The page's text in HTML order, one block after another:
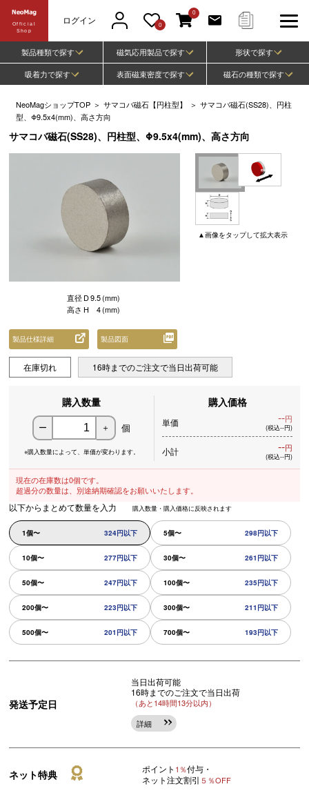
Official
Shop
ログイン 0
0
製品種類で探す 磁気応用製品で探す
形状で探す
吸着力で探す
表面磁束密度で探す 磁石の種類で探す
NeoMagショップTOP ＞ サマコバ磁石【円柱型】 ＞ サマコバ磁石(SS28)、円柱
型、Φ9.5x4(mm)、高さ方向
サマコバ磁石(SS28)、円柱型、Φ9.5x4(mm)、高さ方向
▲画像をタップして拡大表示
直径 D9.5(mm)
高さ H 4(mm)
製品仕様詳細 製品図面
在庫切れ 16時までのご注文で当日出荷可能
購入数量
ー ＋ 個
※購入数量によって、 単価が変わります。
購入価格
単価 --円
(税込--円)
小計 --円
(税込--円)
現在の在庫数は0個です。
超過分の数量は、別途納期確認をお願いいたします。
以下からまとめて数量を入力 購入数量・購入価格に反映されます
1個〜 324円以下 5個〜 298円以下
10個〜 277円以下 30個〜 261円以下
50個〜 247円以下 100個〜 235円以下
200個〜 223円以下 300個〜 211円以下
500個〜 201円以下 700個〜 193円以下
発送予定日
当日出荷可能
16時までのご注文で当日出荷
（あと14時間13分以内）
詳細
ネット特典 ポイント 1％付与・
ネット注文割引 ５％OFF